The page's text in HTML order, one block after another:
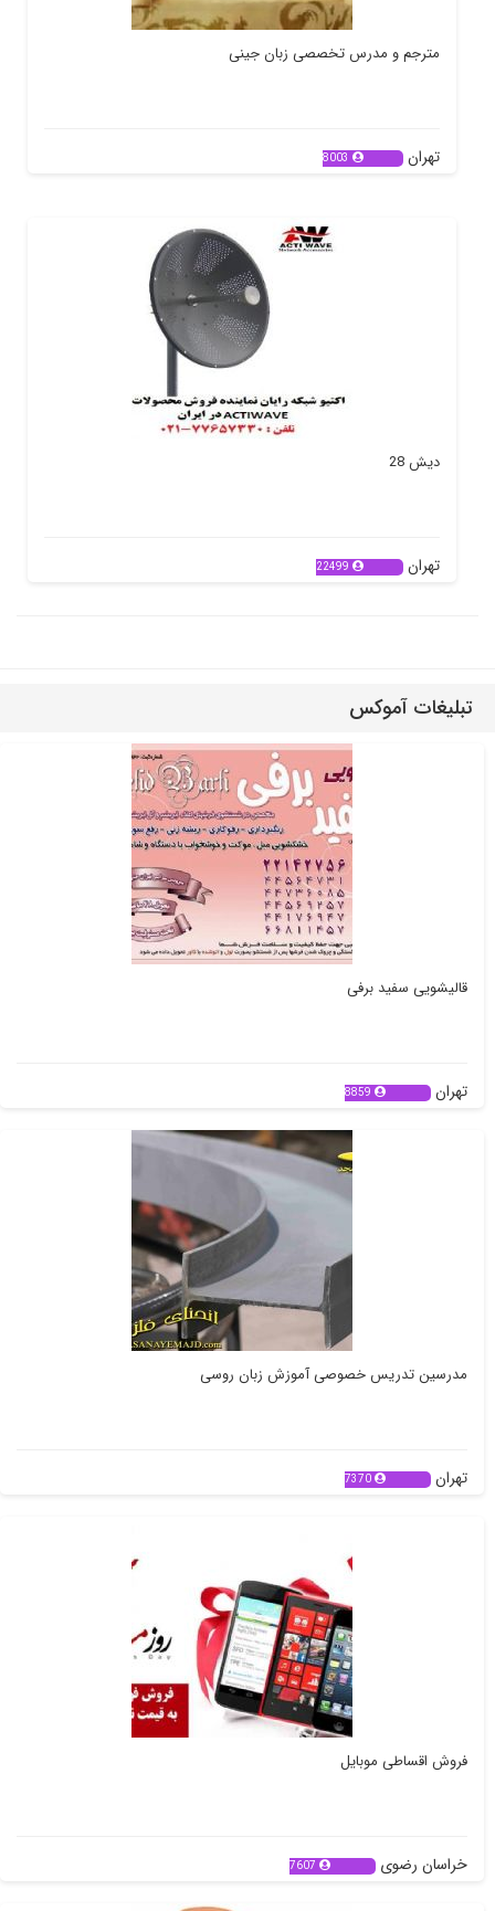
مترجم و مدرس تخصصی زبان جینی
تهران 8003
دیش 28
تهران 22499
تبلیغات آموکس
قالیشویی سفید برفی
تهران 8859
مدرسین تدریس خصوصی آموزش زبان روسی
تهران 7370
فروش اقساطی موبایل
خراسان رضوی 7607